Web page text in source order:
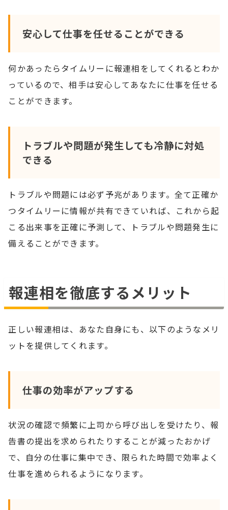
安心して仕事を任せることができる
何かあったらタイムリーに報連相をしてくれるとわか
っているので、相手は安心してあなたに仕事を任せる
ことができます。
トラブルや問題が発生しても冷静に対処
できる
トラブルや問題には必ず予兆があります。全て正確か
つタイムリーに情報が共有できていれば、これから起
こる出来事を正確に予測して、トラブルや問題発生に
備えることができます。
報連相を徹底するメリット
正しい報連相は、あなた自身にも、以下のようなメリ
ットを提供してくれます。
仕事の効率がアップする
状況の確認で頻繁に上司から呼び出しを受けたり、報
告書の提出を求められたりすることが減ったおかげ
で、自分の仕事に集中でき、限られた時間で効率よく
仕事を進められるようになります。